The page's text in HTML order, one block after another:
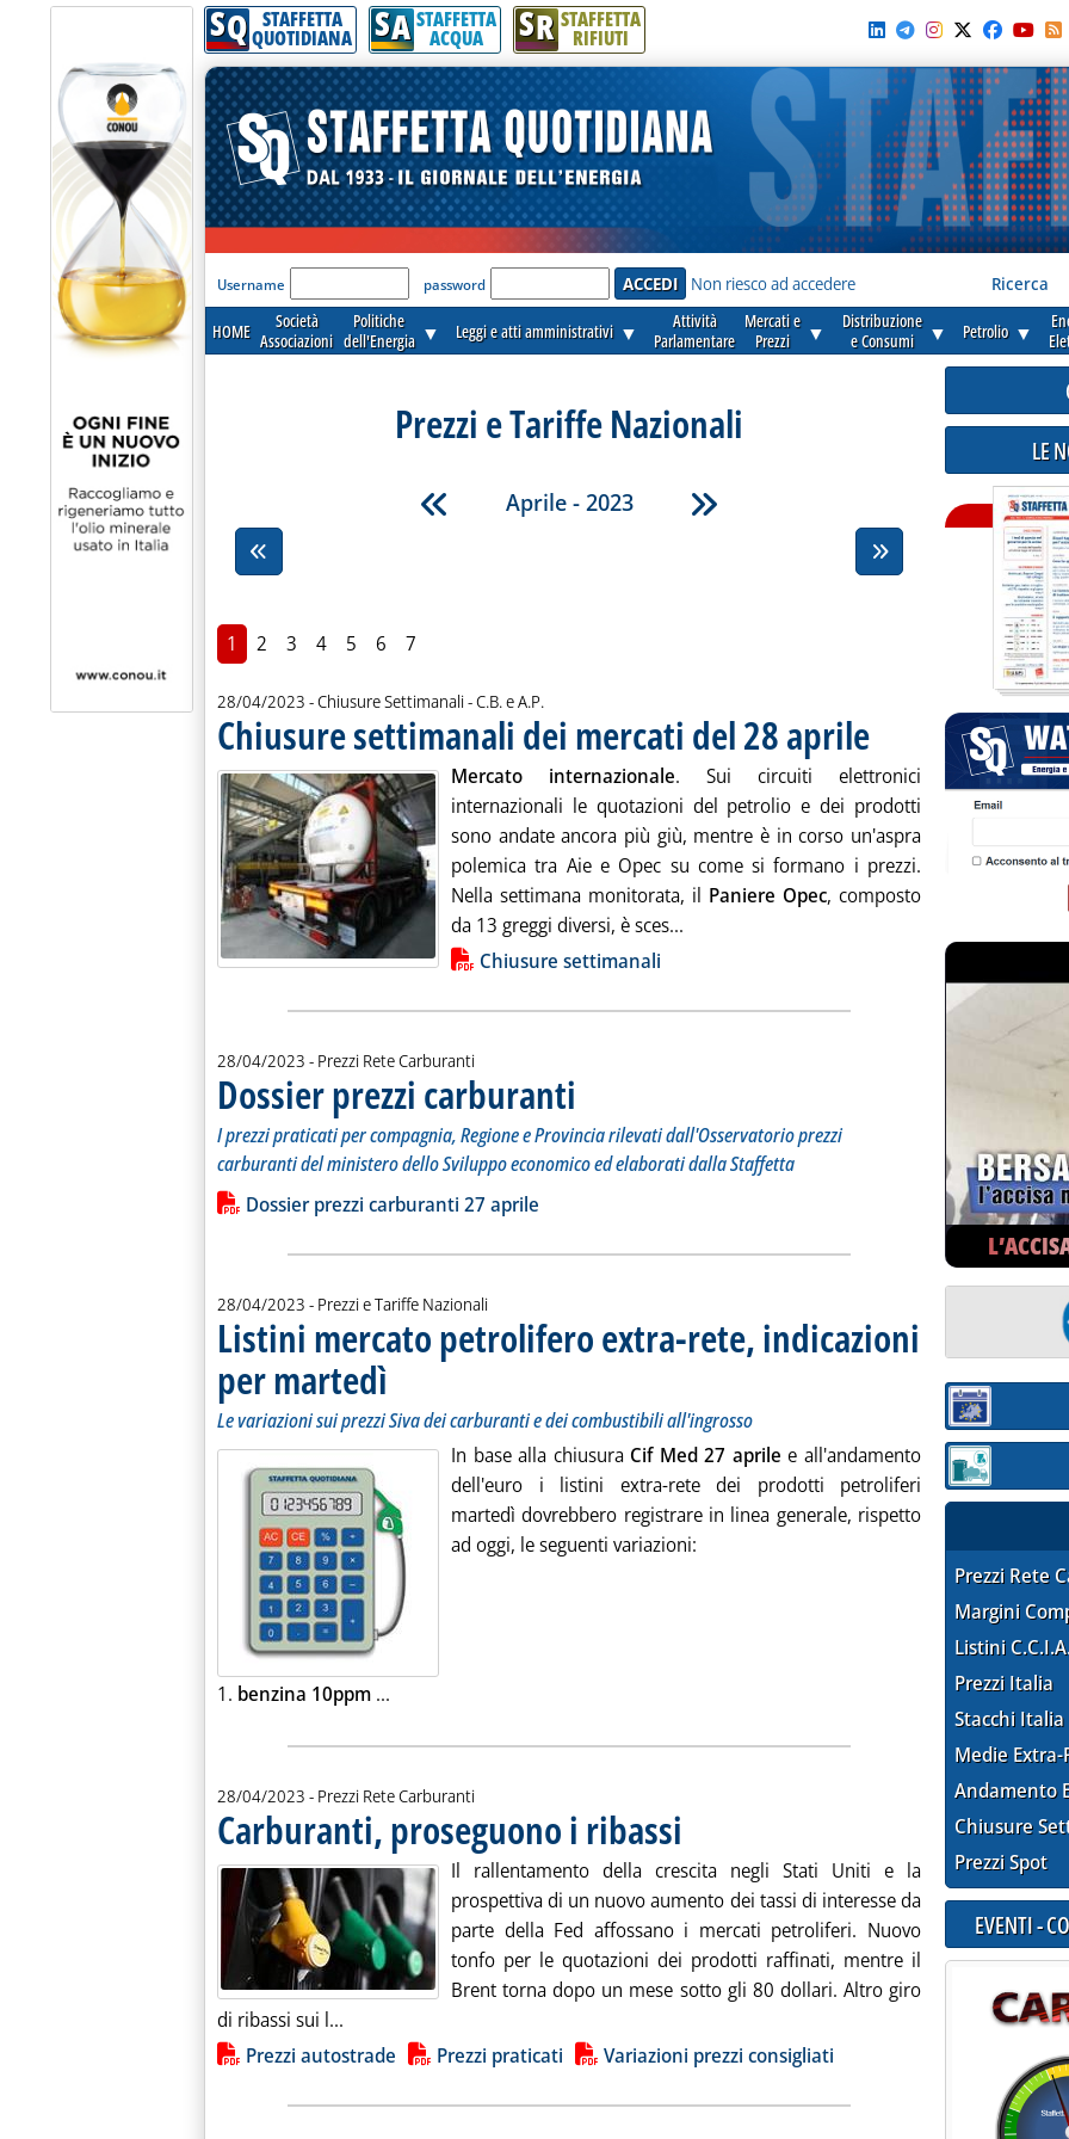
SQ STAFFETTA
QUOTIDIANA SA STAFFETTA
ACQUA SR STAFFETTA
RIFIUTI
'Modulo Login per accedere'
Username password Non riesco ad accedere Ricerca
HOME
Società
Associazioni
Politiche
dell'Energia ▼ Leggi e atti amministrativi ▼
Attività
Parlamentare
Mercati e
Prezzi
▼
Distribuzione
e Consumi
▼ Petrolio ▼
Prezzi e Tariffe Nazionali
Aprile - 2023
1 2 3 4 5 6 7
28/04/2023 - Chiusure Settimanali -di:
C.B. e A.P.
Chiusure settimanali dei mercati del 28 aprile . Pubblicata venerdì 28 aprile
Mercato internazionale. Sui circuiti elettronici
internazionali le quotazioni del petrolio e dei prodotti
sono andate ancora più giù, mentre è in corso un'aspra
polemica tra Aie e Opec su come si formano i prezzi.
Nella settimana monitorata, il Paniere Opec, composto
da 13 greggi diversi, è sces...
Lista allegati PDF alla notiziaChiusure settimanali
28/04/2023 - Prezzi Rete Carburanti
Dossier prezzi carburanti . Sottotitolo: I prezzi praticati per compagnia, Regione e Provincia rilevati
I prezzi praticati per compagnia, Regione e Provincia rilevati dall'Osservatorio prezzi
carburanti del ministero dello Sviluppo economico ed elaborati dalla Staffetta
Leggi tutta la notizia: 'Dossier prezzi carburanti'
Lista allegati PDF alla notizia
Dossier prezzi carburanti 27 aprile
28/04/2023 - Prezzi e Tariffe Nazionali
Listini mercato petrolifero extra-rete, indicazioni
per martedì . Sottotitolo: Le variazioni sui prezzi Siva dei carburanti e dei combustibili all'ingrosso
. Pubblicata venerdì 28 aprile 2023 alle 9.0.
Le variazioni sui prezzi Siva dei carburanti e dei combustibili all'ingrosso
In base alla chiusura Cif Med 27 aprile e all'andamento
dell'euro i listini extra-rete dei prodotti petroliferi
martedì dovrebbero registrare in linea generale, rispetto
ad oggi, le seguenti variazioni:
1. benzina 10ppm ... Leggi tutta la notizia: 'Listini mercato petrolifero extra-rete, indicazioni per
28/04/2023 - Prezzi Rete Carburanti
Carburanti, proseguono i ribassi
Il rallentamento della crescita negli Stati Uniti e la
prospettiva di un nuovo aumento dei tassi di interesse da
parte della Fed affossano i mercati petroliferi. Nuovo
tonfo per le quotazioni dei prodotti raffinati, mentre il
Brent torna dopo un mese sotto gli 80 dollari. Altro giro
di ribassi sui l...
Lista allegati PDF alla notizia
Prezzi autostrade Prezzi praticati Variazioni prezzi consigliati
LE
Sezione:
Sezione:
Prezzi Rete
Margini
Listini
Prezzi Italia
Stacchi Italia
Medie Extra-
Andamento
Chiusure
Prezzi Spot
EVENTI -